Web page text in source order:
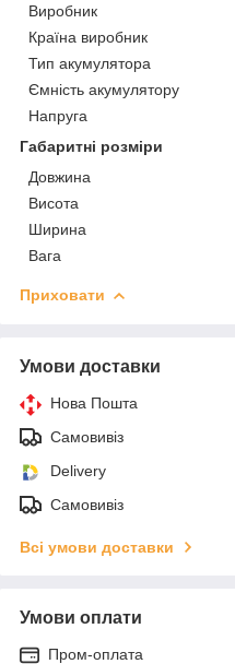
Виробник
Країна виробник
Тип акумулятора
Ємність акумулятору
Напруга
Габаритні розміри
Довжина
Висота
Ширина
Вага
Приховати
Умови доставки
Нова Пошта
Самовивіз
Delivery
Самовивіз
Всі умови доставки
Умови оплати
Пром-оплата